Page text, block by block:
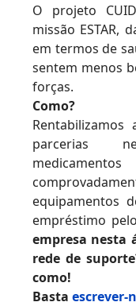
O projeto
missão ESTAR,
em termos de
sentem menos
forças.
Como?
parcerias
equipamentos
empréstimo
empresa nesta
rede de
como!
Basta escrever-